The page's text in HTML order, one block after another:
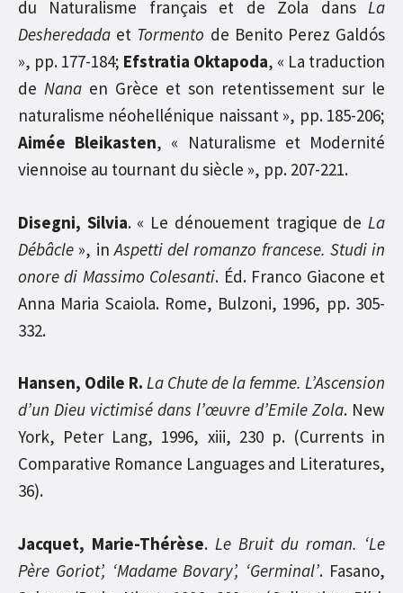
du Naturalisme français et de Zola dans La
Desheredada et Tormento de Benito Perez Galdós
», pp. 177-184; Efstratia Oktapoda, « La traduction
de Nana en Grèce et son retentissement sur le
naturalisme néohellénique naissant », pp. 185-206;
Aimée Bleikasten, « Naturalisme et Modernité
viennoise au tournant du siècle », pp. 207-221.
Disegni, Silvia. « Le dénouement tragique de La
Débâcle », inAspetti del romanzo francese. Studi in
onore di Massimo Colesanti. Éd. Franco Giacone et
Anna Maria Scaiola. Rome, Bulzoni, 1996, pp. 305-
332.
Hansen, Odile R. La Chute de la femme. L’Ascension
d’un Dieu victimisé dans l’œuvre d’Emile Zola. New
York, Peter Lang, 1996, xiii, 230 p. (Currents in
Comparative Romance Languages and Literatures,
36).
Jacquet, Marie-Thérèse. Le Bruit du roman. ‘Le
Père Goriot’, ‘Madame Bovary’, ‘Germinal’. Fasano,